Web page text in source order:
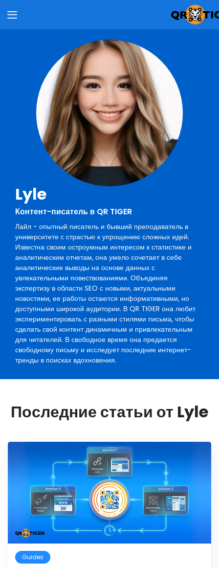
Lyle
Контент-писатель в QR TIGER
Лайл - опытный писатель и бывший преподаватель в
университете с страстью к упрощению сложных идей.
Известна своим остроумным интересом к статистике и
аналитическим отчетам, она умело сочетает в себе
аналитические выводы на основе данных с
увлекательными повествованиями. Объединяя
экспертизу в области SEO с новыми, актуальными
новостями, ее работы остаются информативными, но
доступными широкой аудитории. В QR TIGER она любит
экспериментировать с разными стилями письма, чтобы
сделать свой контент динамичным и привлекательным
для читателей. В свободное время она предается
свободному письму и исследует последние интернет-
тренды в поисках вдохновения.
Последние статьи от Lyle
Guides